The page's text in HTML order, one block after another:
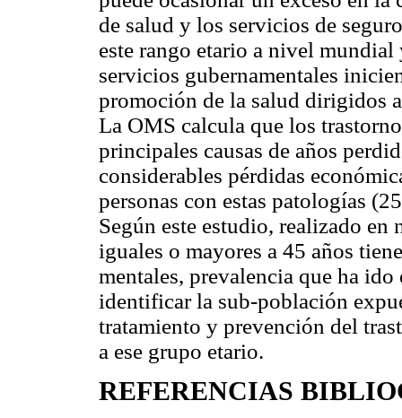
de salud y los servicios de
este rango etario a nivel
servicios gubernamentales
promoción de la salud dirigidos
La OMS calcula que los
principales causas de años
considerables pérdidas
personas con estas patologías
Según este estudio, realizado en
iguales o mayores a 45 años
mentales, prevalencia que ha
identificar la sub-población
tratamiento y prevención del
a ese grupo etario.
REFERENCIAS